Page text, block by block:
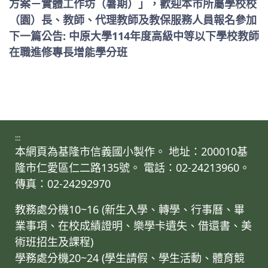
方案－實體工作坊（暑期）」，歡迎本市所屬學校校
（園）長、教師、代理教師及教保服務人員報名參加
下一篇公告: 中原大學114年度高級中等以下學校教師
在職進修專長增能學分班
:::
本網頁為基隆市信義國小製作。 地址：200010基
隆市仁愛區仁二路135號。 電話：02-24213960。
傳真：02-24292970
教務處分機10~16 (新生入學、轉學、行事曆、畢
業事項、在校成績證明、樂學卡遺失、借還書、美
術班招生及課程)
學務處分機20~24 (學生請假、學生活動、體育競